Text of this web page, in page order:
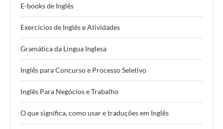
E-books de Inglês
Exercícios de Inglês e Atividades
Gramática da Língua Inglesa
Inglês para Concurso e Processo Seletivo
Inglês Para Negócios e Trabalho
O que significa, como usar e traduções em Inglês